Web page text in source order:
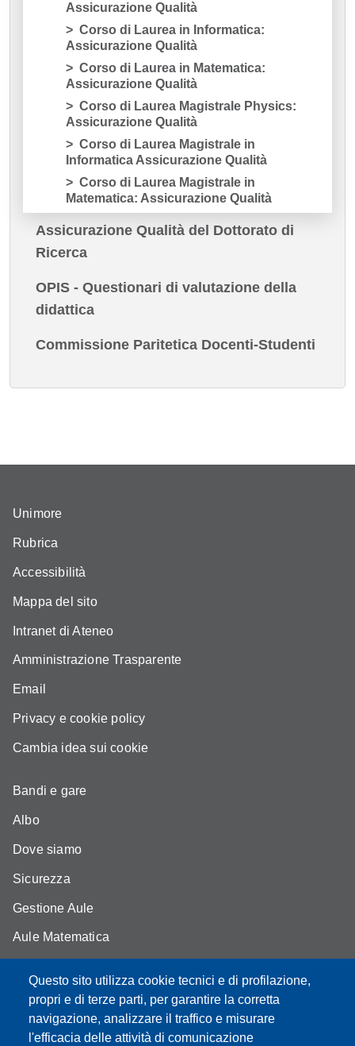
Assicurazione Qualità
Corso di Laurea in Informatica:
Assicurazione Qualità
Corso di Laurea in Matematica:
Assicurazione Qualità
Corso di Laurea Magistrale Physics:
Assicurazione Qualità
Corso di Laurea Magistrale in
Informatica Assicurazione Qualità
Corso di Laurea Magistrale in
Matematica: Assicurazione Qualità
Assicurazione Qualità del Dottorato di
Ricerca
OPIS - Questionari di valutazione della
didattica
Commissione Paritetica Docenti-Studenti
Questo sito utilizza cookie tecnici e di profilazione,
propri e di terze parti, per garantire la corretta
navigazione, analizzare il traffico e misurare
l'efficacia delle attività di comunicazione
Unimore
Rubrica
Accessibilità
Mappa del sito
Intranet di Ateneo
Amministrazione Trasparente
Email
Privacy e cookie policy
Cambia idea sui cookie
Bandi e gare
Albo
Dove siamo
Sicurezza
Gestione Aule
Aule Matematica
Portale studenti
Moodle didattica online